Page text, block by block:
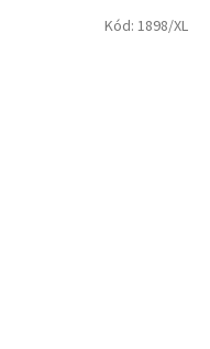
Kód: 1898/XL